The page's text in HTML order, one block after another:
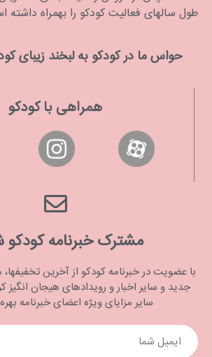
طول سالهای فعالیت کودکو را بهمراه
حواس ما در كودكو به لبخند
همراهی با کودکو
مشترک خبرنامه کودکو
با عضویت در خبرنامه کودکو از آخرین
جدید و سایر اخبار و رویدادهای هیجان انگیز
سایر مزایای ویژه اعضای خبرنامه